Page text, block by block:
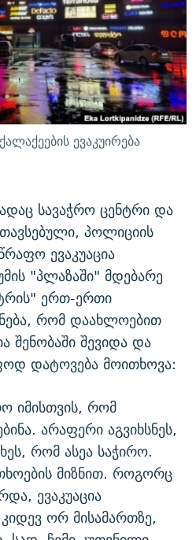
19
ᲘᲡᲢᲝᲠᲘᲐ
- ᲐᲛᲝᲣᲗᲥᲛᲔᲚᲘ ᲐᲛᲑᲐᲕᲘ
ევაკუირება
სავაჭრო ცენტრი და
პოლიციის
ევაკუაცია
"პლაზაში" მდებარე
ერთ-ერთი
რომ დაახლოებით
შენობაში შევიდა და
დატოვება მოითხოვა:
იმისთვის, რომ
არაფერი აგვიხსნეს,
რომ ასეა საჭირო.
მიზნით. როგორც
ევაკუაცია
ორ მისამართზე,